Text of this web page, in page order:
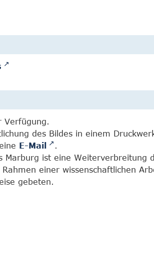
Verfügung.
des Bildes in einem
E-Mail
.
Marburg ist eine Weiterverbreitung
einer wissenschaftlichen
gebeten.